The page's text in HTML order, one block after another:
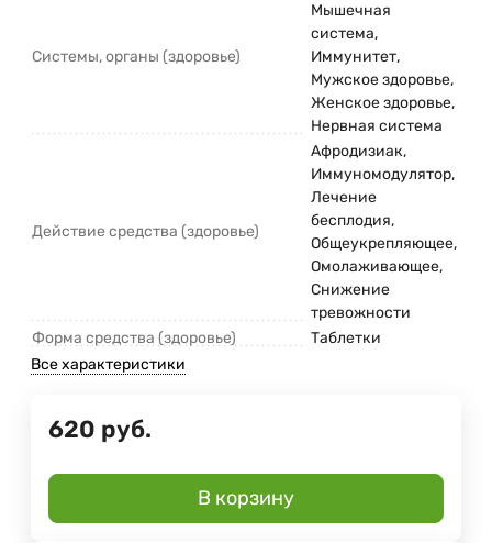
Системы, органы (здоровье)
Мышечная
система,
Иммунитет,
Мужское здоровье,
Женское здоровье,
Нервная система
Действие средства (здоровье)
Афродизиак,
Иммуномодулятор,
Лечение
бесплодия,
Общеукрепляющее,
Омолаживающее,
Снижение
тревожности
Форма средства (здоровье)
Таблетки
Все характеристики
620 руб.
В корзину